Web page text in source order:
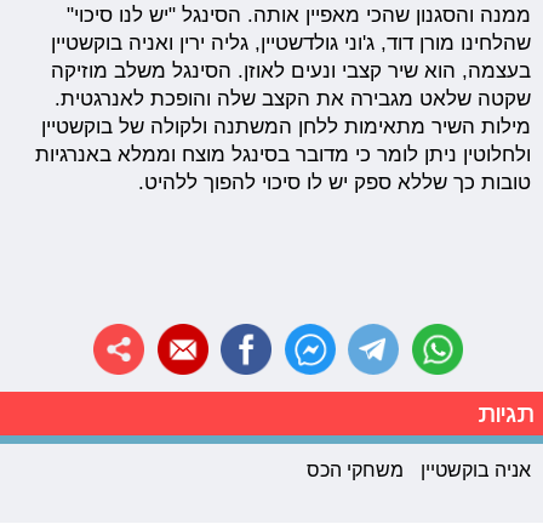
ממנה והסגנון שהכי מאפיין אותה. הסינגל "יש לנו סיכוי"
שהלחינו מורן דוד, ג'וני גולדשטיין, גליה ירין ואניה בוקשטיין
בעצמה, הוא שיר קצבי ונעים לאוזן. הסינגל משלב מוזיקה
שקטה שלאט מגבירה את הקצב שלה והופכת לאנרגטית.
מילות השיר מתאימות ללחן המשתנה ולקולה של בוקשטיין
ולחלוטין ניתן לומר כי מדובר בסינגל מוצח וממלא באנרגיות
טובות כך שללא ספק יש לו סיכוי להפוך ללהיט.
תגיות
אניה בוקשטיין משחקי הכס